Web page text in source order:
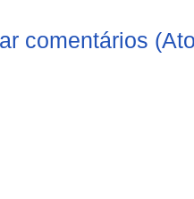
comentários